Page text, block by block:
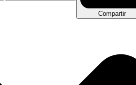
Compartir